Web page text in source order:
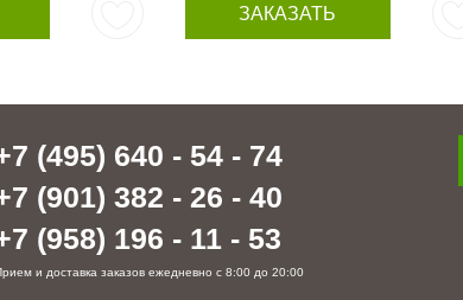
ЗАКАЗАТЬ
(495) 640 - 54 - 74
(901) 382 - 26 - 40
(958) 196 - 11 - 53
и доставка заказов ежедневно с 8:00 до 20:00